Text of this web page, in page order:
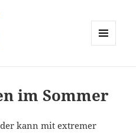
im Sommer
kann mit extremer